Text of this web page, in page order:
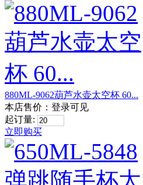
880ML-9062葫芦水壶太空杯 60...
本店售价： 登录可见
起订量:
立即购买